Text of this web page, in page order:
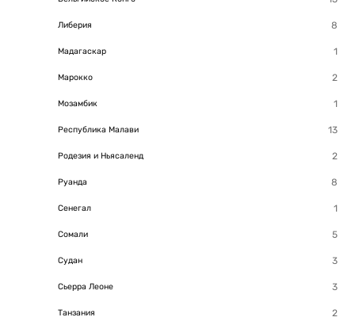
Либерия
Мадагаскар
Марокко
Мозамбик
Республика Малави
Родезия и Ньясаленд
Руанда
Сенегал
Сомали
Судан
Сьерра Леоне
Танзания